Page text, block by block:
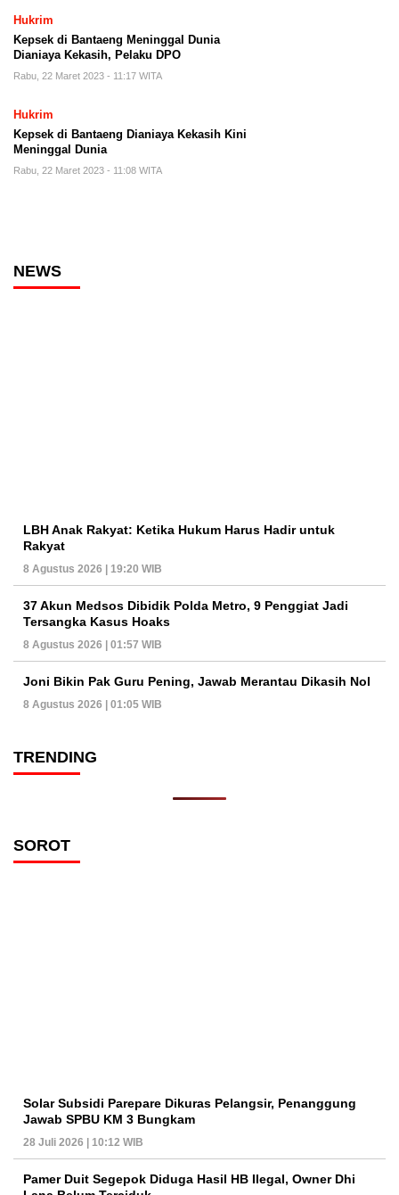
Hukrim
Kepsek di Bantaeng Meninggal Dunia
Dianiaya Kekasih, Pelaku DPO
Rabu, 22 Maret 2023 - 11:17 WITA
Hukrim
Kepsek di Bantaeng Dianiaya Kekasih Kini
Meninggal Dunia
Rabu, 22 Maret 2023 - 11:08 WITA
NEWS
LBH Anak Rakyat: Ketika Hukum Harus Hadir untuk
Rakyat
8 Agustus 2026 | 19:20 WIB
37 Akun Medsos Dibidik Polda Metro, 9 Penggiat Jadi
Tersangka Kasus Hoaks
8 Agustus 2026 | 01:57 WIB
Joni Bikin Pak Guru Pening, Jawab Merantau Dikasih Nol
8 Agustus 2026 | 01:05 WIB
TRENDING
SOROT
Solar Subsidi Parepare Dikuras Pelangsir, Penanggung
Jawab SPBU KM 3 Bungkam
28 Juli 2026 | 10:12 WIB
Pamer Duit Segepok Diduga Hasil HB Ilegal, Owner Dhi